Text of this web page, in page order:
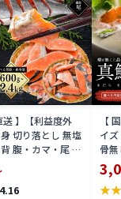
送 】【利益度外
切り落とし 無塩
腹・カマ・尾 ］
取り・骨無し 骨
骨取り・骨無し
4.16
【
イ
骨
(真
ライ
★